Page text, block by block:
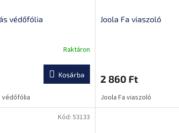
védőfólia
Raktáron
Kosárba
védőfólia
Joola Fa viaszoló
2 860 Ft
Joola Fa viaszoló
Kód: 53133